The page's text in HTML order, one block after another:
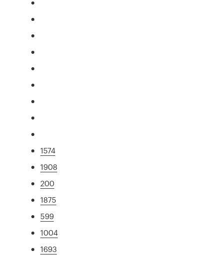
1574
1908
200
1875
599
1004
1693